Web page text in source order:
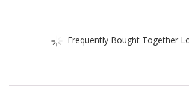
Frequently Bought Together